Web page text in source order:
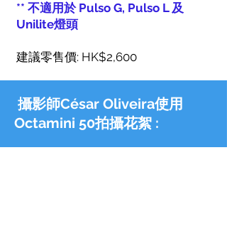
** 不適用於 Pulso G, Pulso L 及
Unilite燈頭
建議零售價: HK$2,600
攝影師César Oliveira使用
Octamini 50拍攝花絮 :